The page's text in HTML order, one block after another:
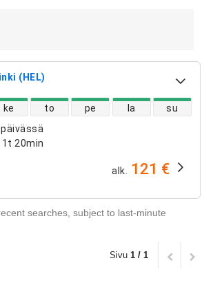
(HEL)
1t 20min
ke to pe la su
alk. 121 €
searches, subject to last-minute
Sivu 1 / 1